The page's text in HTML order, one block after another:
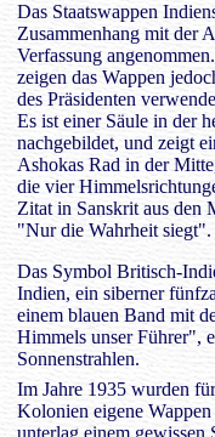
Das Staatswappen
Zusammenhang mit der
Verfassung
zeigen das Wappen
des Präsidenten
Es ist einer Säule in der
nachgebildet, und zeigt
Ashokas Rad in der
die vier
Zitat in Sanskrit aus den
"Nur die Wahrheit siegt".
Das Symbol Britisch-
Indien, ein siberner
einem blauen Band mit
Himmels unser Führer",
Sonnenstrahlen.
Im Jahre 1935 wurden
Kolonien eigene
unterlag einem gewissen